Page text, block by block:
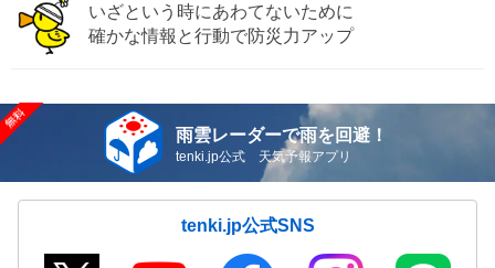
いざという時にあわてないために
確かな情報と行動で防災力アップ
雨雲レーダーで雨を回避！
tenki.jp公式 天気予報アプリ
tenki.jp公式SNS